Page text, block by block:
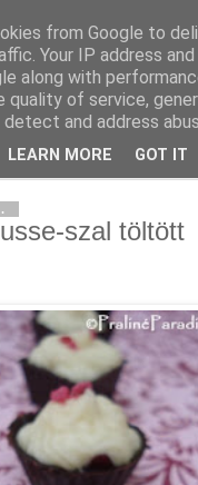
szal töltött
from Google to
Your IP address
along with
quality of service,
and address
LEARN MORE GOT IT